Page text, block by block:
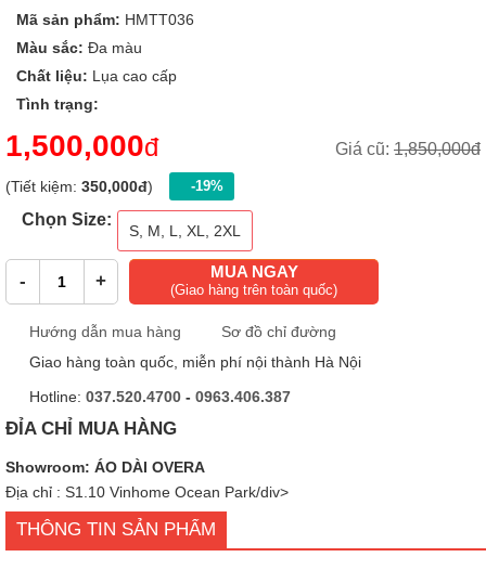
Mã sản phẩm: HMTT036
Màu sắc: Đa màu
Chất liệu: Lụa cao cấp
Tình trạng:
Giá cũ: 1,850,000đ
1,500,000đ
(Tiết kiệm: 350,000đ) -19%
Chọn Size:
S, M, L, XL, 2XL
- + MUA NGAY
(Giao hàng trên toàn quốc)
Hướng dẫn mua hàng
Sơ đồ chỉ đường
Giao hàng toàn quốc, miễn phí nội thành Hà Nội
Hotline: 037.520.4700 - 0963.406.387
ĐỈA CHỈ MUA HÀNG
Showroom: ÁO DÀI OVERA
Địa chỉ : S1.10 Vinhome Ocean Park/div>
THÔNG TIN SẢN PHẨM